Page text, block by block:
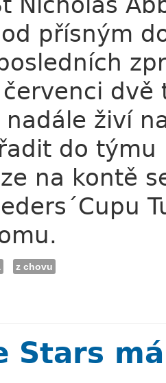
přísným
živí
do týmu
na kontě
z chovu
Stars